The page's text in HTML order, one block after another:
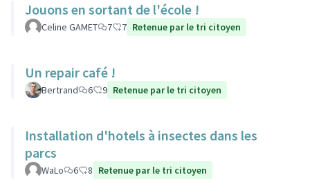
Jouons en sortant de l'école !
Celine GAMET 7 7 Retenue par le tri citoyen
Un repair café !
Bertrand 6 9 Retenue par le tri citoyen
Installation d'hotels à insectes dans les
parcs
WaLo 6 8 Retenue par le tri citoyen